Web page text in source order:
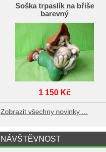
Soška trpaslík na břiše
barevný
1 150 Kč
Zobrazit všechny novinky ...
NÁVŠTĚVNOST